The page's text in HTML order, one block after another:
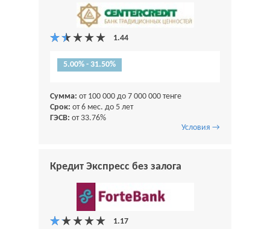
5.00% - 31.50%
Сумма: от 100 000 до 7 000 000 тенге
Срок: от 6 мес. до 5 лет
ГЭСВ: от 33.76%
Условия →
Кредит Экспресс без залога